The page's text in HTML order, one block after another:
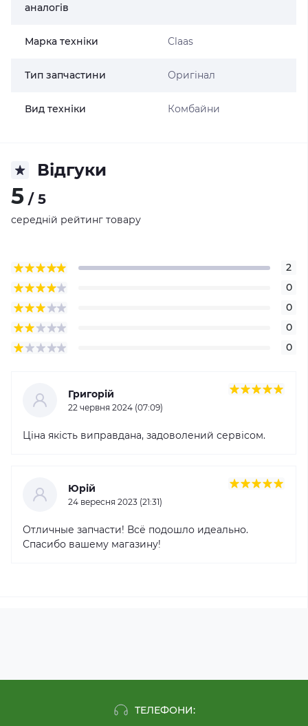
аналогів
Марка техніки Claas
Тип запчастини Оригінал
Вид техніки Комбайни
Відгуки
5 / 5
середній рейтинг товару
2
0
0
0
0
Григорій
22 червня 2024 (07:09)
Ціна якість виправдана, задоволений сервісом.
Юрій
24 вересня 2023 (21:31)
Отличные запчасти! Всё подошло идеально.
Спасибо вашему магазину!
ТЕЛЕФОНИ: